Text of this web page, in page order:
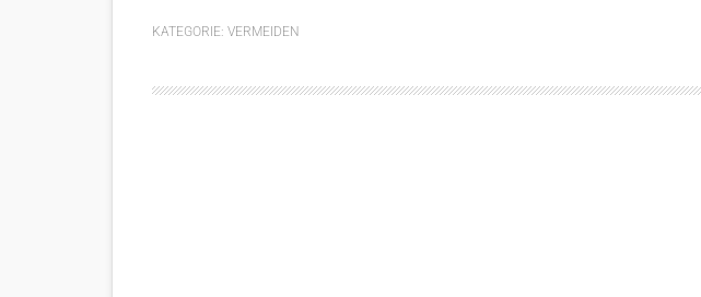
KATEGORIE: VERMEIDEN